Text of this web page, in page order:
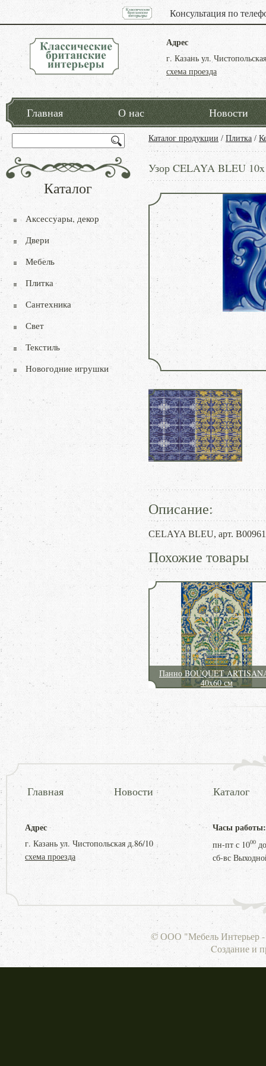
Консультация по
Адрес
г. Казань ул.
схема проезда
Главная О нас Новости
Каталог продукции / Плитка /
Узор CELAYA BLEU
Описание:
CELAYA BLEU, арт.
Похожие товары
Панно BOUQUET
40x60 см
Каталог
Аксессуары, декор
Двери
Мебель
Плитка
Сантехника
Свет
Текстиль
Новогодние игрушки
Главная Новости Каталог
Адрес
г. Казань ул. Чистопольская д.86/10
схема проезда
Часы работы:
пн-пт с 1000
сб-вс
© ООО "Мебель Интерьер -
Cоздание и